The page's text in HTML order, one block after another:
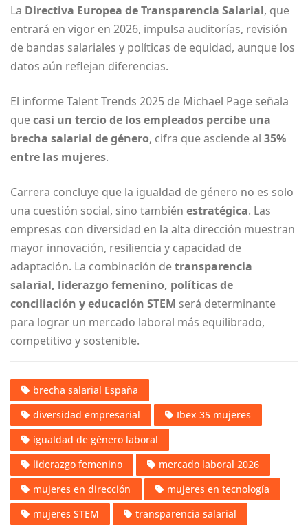
La Directiva Europea de Transparencia Salarial, que
entrará en vigor en 2026, impulsa auditorías, revisión
de bandas salariales y políticas de equidad, aunque los
datos aún reflejan diferencias.
El informe Talent Trends 2025 de Michael Page señala
quecasi un tercio de los empleados percibe una
brecha salarial de género, cifra que asciende al 35%
entre las mujeres.
Carrera concluye que la igualdad de género no es solo
una cuestión social, sino también estratégica. Las
empresas con diversidad en la alta dirección muestran
mayor innovación, resiliencia y capacidad de
adaptación. La combinación detransparencia
salarial, liderazgo femenino, políticas de
conciliación y educación STEM será determinante
para lograr un mercado laboral más equilibrado,
competitivo y sostenible.
brecha salarial España
diversidad empresarial
Ibex 35 mujeres
igualdad de género laboral
liderazgo femenino
mercado laboral 2026
mujeres en dirección
mujeres en tecnología
mujeres STEM
transparencia salarial